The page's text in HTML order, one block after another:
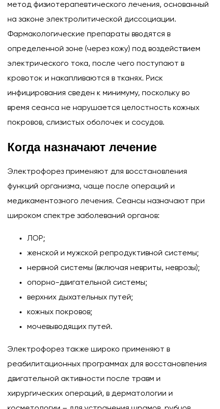
метод физиотерапевтического лечения, основанный
на законе электролитической диссоциации.
Фармакологические препараты вводятся в
определенной зоне (через кожу) под воздействием
электрического тока, после чего поступают в
кровоток и накапливаются в тканях. Риск
инфицирования сведен к минимуму, поскольку во
время сеанса не нарушается целостность кожных
покровов, слизистых оболочек и сосудов.
Когда назначают лечение
Электрофорез применяют для восстановления
функций организма, чаще после операций и
медикаментозного лечения. Сеансы назначают при
широком спектре заболеваний органов:
ЛОР;
женской и мужской репродуктивной системы;
нервной системы (включая невриты, неврозы);
опорно-двигательной системы;
верхних дыхательных путей;
кожных покровов;
мочевыводящих путей.
Электрофорез также широко применяют в
реабилитационных программах для восстановления
двигательной активности после травм и
хирургических операций, в дерматологии и